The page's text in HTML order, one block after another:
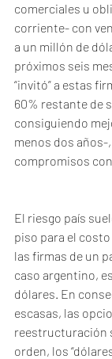
comerciales u
corriente- con
a un millón de
próximos seis
“invitó” a estas
60% restante de
consiguiendo
menos dos años-
compromisos
El riesgo país
piso para el
las firmas de un
caso argentino,
dólares. En
escasas, las
reestructuración
orden, los